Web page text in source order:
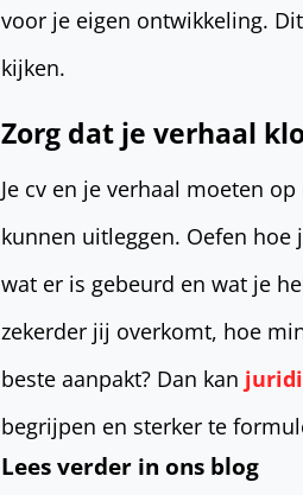
voor je eigen ontwikkeling.
kijken.
Zorg dat je verhaal
Je cv en je verhaal moeten
kunnen uitleggen. Oefen
wat er is gebeurd en wat je
zekerder jij overkomt, hoe
beste aanpakt? Dan kan
begrijpen en sterker te
Lees verder in ons blog